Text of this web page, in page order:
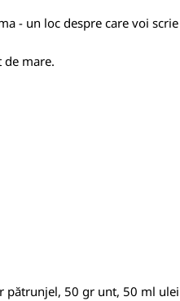
- un loc despre care voi
de mare.
50 gr unt, 50 ml